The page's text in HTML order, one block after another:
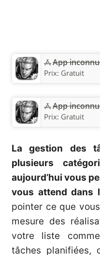
App
Prix: Gratuit
App
Prix: Gratuit
La gestion des
plusieurs
aujourd’hui vous
vous attend dans
pointer ce que
mesure des
votre liste
tâches planifiées,